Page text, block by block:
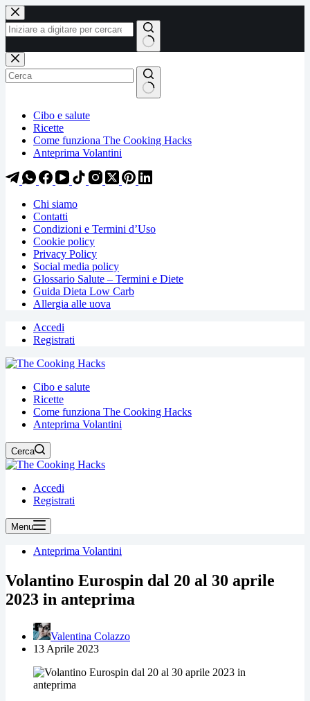
Salta
al
contenuto
Salta
al
contenuto
Nessun
risultato
Cibo e salute
Ricette
Come funziona The Cooking Hacks
Anteprima Volantini
Chi siamo
Contatti
Condizioni e Termini d’Uso
Cookie policy
Privacy Policy
Social media policy
Glossario Salute – Termini e Diete
Guida Dieta Low Carb
Allergia alle uova
Accedi
Registrati
Cibo e salute
Ricette
Come funziona The Cooking Hacks
Anteprima Volantini
Cerca
Accedi
Registrati
Menu
Anteprima Volantini
Volantino Eurospin dal 20 al 30 aprile
2023 in anteprima
Valentina Colazzo
13 Aprile 2023